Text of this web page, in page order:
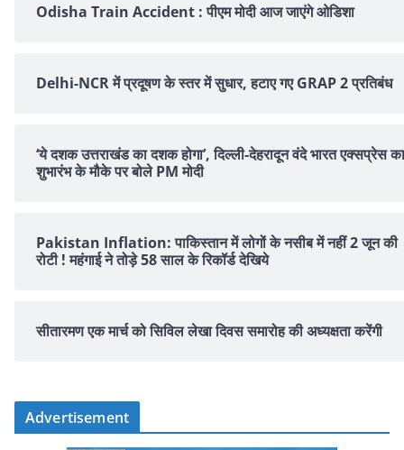
Odisha Train Accident : पीएम मोदी आज जाएंगे ओडिशा
Delhi-NCR में प्रदूषण के स्तर में सुधार, हटाए गए GRAP 2 प्रतिबंध
‘ये दशक उत्तराखंड का दशक होगा’, दिल्ली-देहरादून वंदे भारत एक्सप्रेस का
शुभारंभ के मौके पर बोले PM मोदी
Pakistan Inflation: पाकिस्तान में लोगों के नसीब में नहीं 2 जून की
रोटी ! महंगाई ने तोड़े 58 साल के रिकॉर्ड देखिये
सीतारमण एक मार्च को सिविल लेखा दिवस समारोह की अध्यक्षता करेंगी
Advertisement